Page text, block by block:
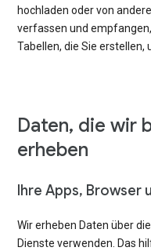
hochladen oder von
verfassen und
Tabellen, die Sie erstellen,
Daten, die wir
erheben
Ihre Apps, Browser
Wir erheben Daten über
Dienste verwenden. Das